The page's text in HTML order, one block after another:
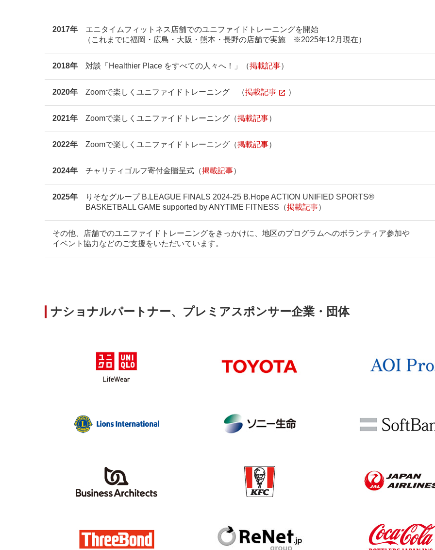
2017年 エニタイムフィットネス店舗でのユニファイドトレーニングを開始
（これまでに福岡・広島・大阪・熊本・長野の店舗で実施 ※2025年12月現在）
2018年 対談「Healthier Place をすべての人々へ！」（掲載記事）
2020年 Zoomで楽しくユニファイドトレーニング （掲載記事 ）
2021年 Zoomで楽しくユニファイドトレーニング（掲載記事）
2022年 Zoomで楽しくユニファイドトレーニング（掲載記事）
2024年 チャリティゴルフ寄付金贈呈式（掲載記事）
2025年 りそなグループ B.LEAGUE FINALS 2024-25 B.Hope ACTION UNIFIED SPORTS®︎
BASKETBALL GAME supported by ANYTIME FITNESS（掲載記事）
その他、店舗でのユニファイドトレーニングをきっかけに、地区のプログラムへのボランティア参加や
イベント協力などのご支援をいただいています。
ナショナルパートナー、プレミアスポンサー企業・団体